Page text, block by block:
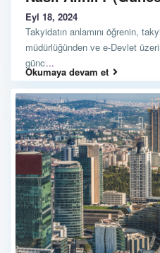
Eyl 18, 2024
Takyidatın anlamını öğrenin,
müdürlüğünden ve e-Devlet
günc...
Okumaya devam et